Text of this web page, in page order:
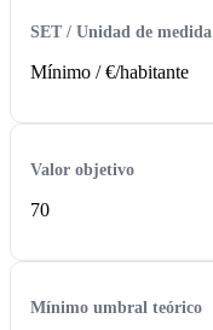
SET / Unidad de medida
Mínimo /€/habitante
Valor objetivo
70
Mínimo umbral teórico